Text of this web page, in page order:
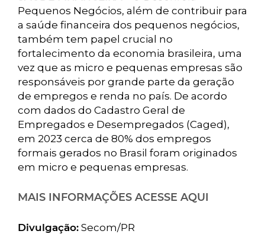
Pequenos Negócios, além de contribuir para
a saúde financeira dos pequenos negócios,
também tem papel crucial no
fortalecimento da economia brasileira, uma
vez que as micro e pequenas empresas são
responsáveis por grande parte da geração
de empregos e renda no país. De acordo
com dados do Cadastro Geral de
Empregados e Desempregados (Caged),
em 2023 cerca de 80% dos empregos
formais gerados no Brasil foram originados
em micro e pequenas empresas.
MAIS INFORMAÇÕES ACESSE AQUI
Divulgação: Secom/PR